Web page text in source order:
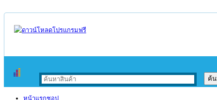
หน้าแรกชอป